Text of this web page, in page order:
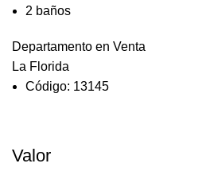
Valor
2 baños
Departamento en Venta
La Florida
Código: 13145